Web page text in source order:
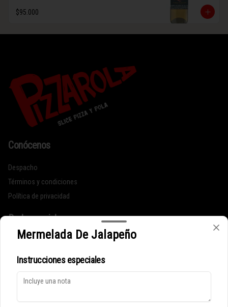
$95.000
Conócenos
Despacho
Términos y condiciones
Política de privacidad
Redes sociales
Instagram
Mi cuenta
Iniciar sesión
Mermelada De Jalapeño
Instrucciones especiales